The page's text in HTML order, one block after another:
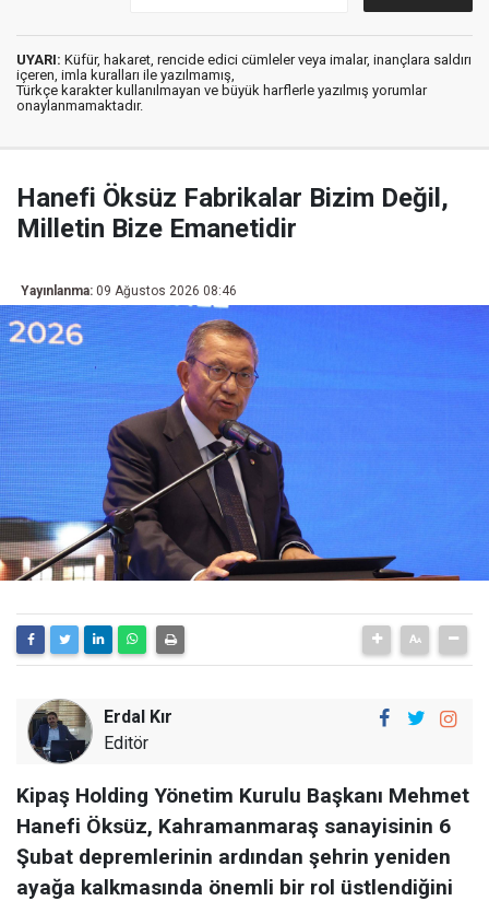
UYARI: Küfür, hakaret, rencide edici cümleler veya imalar, inançlara saldırı
içeren, imla kuralları ile yazılmamış,
Türkçe karakter kullanılmayan ve büyük harflerle yazılmış yorumlar
onaylanmamaktadır.
Hanefi Öksüz Fabrikalar Bizim Değil,
Milletin Bize Emanetidir
Yayınlanma: 09 Ağustos 2026 08:46
Erdal Kır
Editör
Kipaş Holding Yönetim Kurulu Başkanı Mehmet
Hanefi Öksüz, Kahramanmaraş sanayisinin 6
Şubat depremlerinin ardından şehrin yeniden
ayağa kalkmasında önemli bir rol üstlendiğini